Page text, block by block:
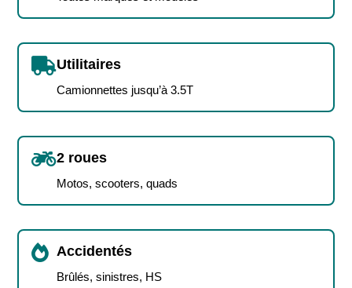
Utilitaires
Camionnettes jusqu’à 3.5T
2 roues
Motos, scooters, quads
 Accidentés
Brûlés, sinistres, HS